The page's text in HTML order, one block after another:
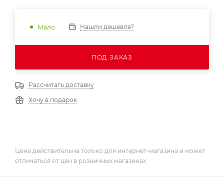
Мало Нашли дешевле?
ПОД ЗАКАЗ
Рассчитать доставку
Хочу в подарок
Цена действительна только для интернет-магазина и может
отличаться от цен в розничных магазинах